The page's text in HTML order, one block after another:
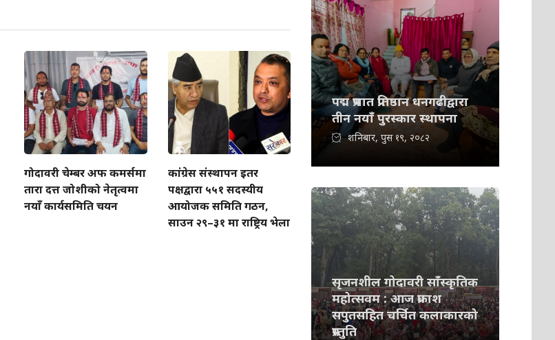
गोदावरी चेम्बर अफ कमर्समा
तारा दत्त जोशीको नेतृत्वमा
नयाँ कार्यसमिति चयन
कांग्रेस संस्थापन इतर
पक्षद्वारा ५५१ सदस्यीय
आयोजक समिति गठन,
साउन २९–३१ मा राष्ट्रिय भेला
पद्म प्रभात प्रतिष्ठान धनगढीद्वारा
तीन नयाँ पुरस्कार स्थापना
शनिबार, पुस १९, २०८२
सृजनशील गोदावरी साँस्कृतिक
महोत्सवम : आज प्रकाश
सपुतसहित चर्चित कलाकारको
प्रस्तुति